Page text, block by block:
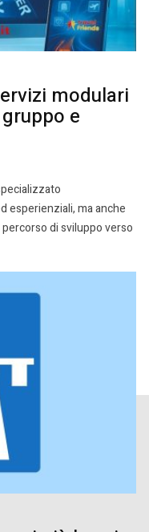
modulari
e
esperienziali, ma anche
di sviluppo verso